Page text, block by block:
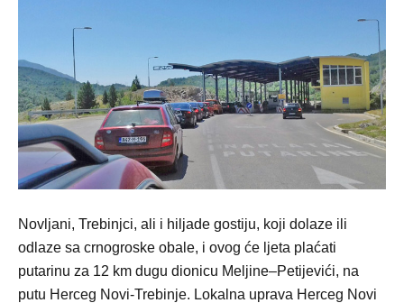
Novljani, Trebinjci, ali i hiljade gostiju, koji dolaze ili
odlaze sa crnogroske obale, i ovog će ljeta plaćati
putarinu za 12 km dugu dionicu Meljine–Petijevići, na
putu Herceg Novi-Trebinje. Lokalna uprava Herceg Novi